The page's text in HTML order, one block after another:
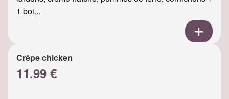
1 boi...
Crêpe chicken
11.99 €